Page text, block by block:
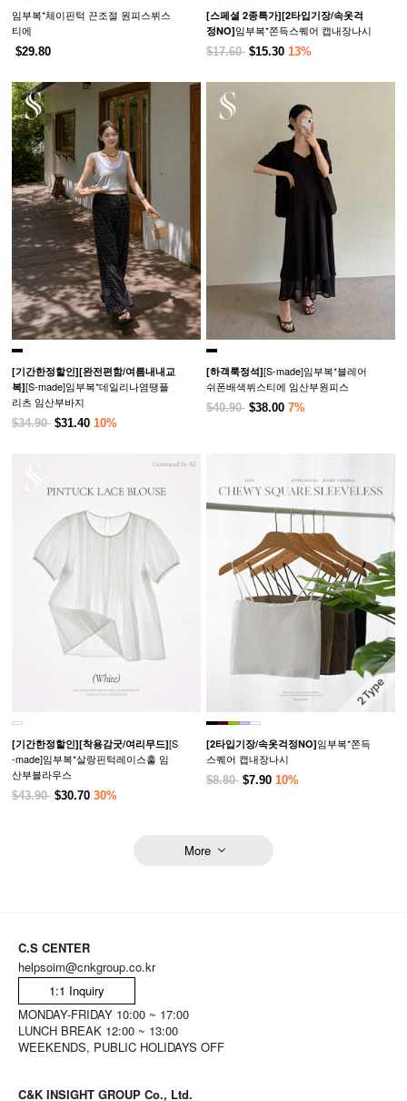
임부복*체이핀턱 끈조절 원피스뷔스
티에
$29.80
[스페셜 2종특가][2타입기장/속옷걱
정NO]임부복*쫀득스퀘어 캡내장나시
$17.60 $15.30 13%
[기간한정할인][완전편함/여름내내교
복][S-made]임부복*데일리나염땡플
리츠 임산부바지
$34.90 $31.40 10%
[하객룩정석][S-made]임부복*블레어
쉬폰배색뷔스티에 임산부원피스
$40.90 $38.00 7%
[기간한정할인][착용감굿/여리무드][S
-made]임부복*살랑핀턱레이스훌 임
산부블라우스
$43.90 $30.70 30%
[2타입기장/속옷걱정NO]임부복*쫀득
스퀘어 캡내장나시
$8.80 $7.90 10%
More
C.S CENTER
helpsoim@cnkgroup.co.kr
1:1 Inquiry
MONDAY-FRIDAY 10:00 ~ 17:00
LUNCH BREAK 12:00 ~ 13:00
WEEKENDS, PUBLIC HOLIDAYS OFF
C&K INSIGHT GROUP Co., Ltd.